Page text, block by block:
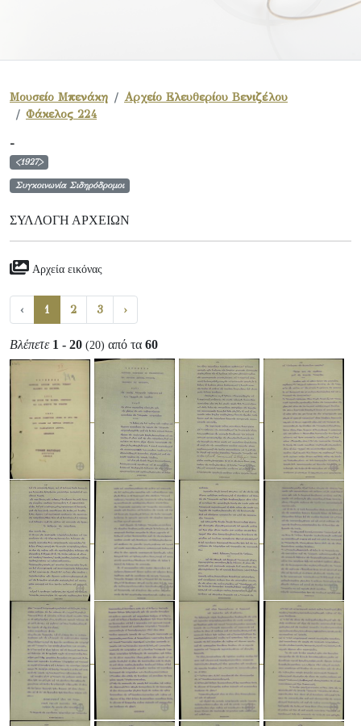
Μουσείο Μπενάκη
Αρχείο Ελευθερίου Βενιζέλου
Φάκελος 224
-
<1927>
Συγκοινωνία Σιδηρόδρομοι
ΣΥΛΛΟΓΉ ΑΡΧΕΊΩΝ
Αρχεία εικόνας
‹ 1 2 3 ›
Βλέπετε 1 - 20 (20) από τα 60